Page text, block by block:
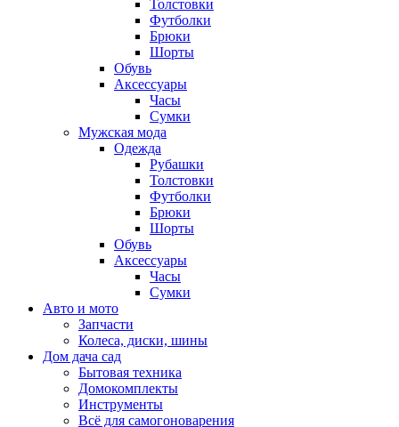
Толстовки
Футболки
Брюки
Шорты
Обувь
Аксессуары
Часы
Сумки
Мужская мода
Одежда
Рубашки
Толстовки
Футболки
Брюки
Шорты
Обувь
Аксессуары
Часы
Сумки
Авто и мото
Запчасти
Колеса, диски, шины
Дом дача сад
Бытовая техника
Домокомплекты
Инструменты
Всё для самогоноварения